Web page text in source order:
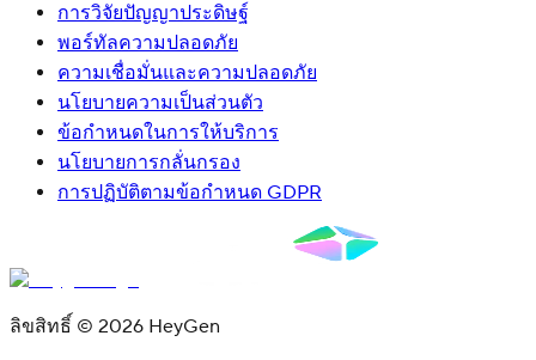
การวิจัยปัญญาประดิษฐ์
พอร์ทัลความปลอดภัย
ความเชื่อมั่นและความปลอดภัย
นโยบายความเป็นส่วนตัว
ข้อกำหนดในการให้บริการ
นโยบายการกลั่นกรอง
การปฏิบัติตามข้อกำหนด GDPR
ลิขสิทธิ์ © 2026 HeyGen